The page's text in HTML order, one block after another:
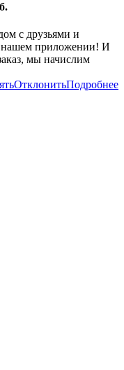
с друзьями и
нашем приложении! И
мы начислим
ОтклонитьПодробнее